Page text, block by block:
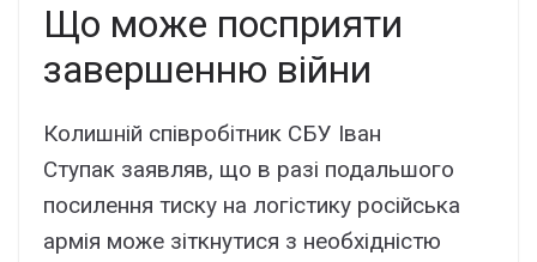
Що може посприяти
завершенню війни
Колишній співробітник СБУ Іван
Ступак заявляв, що в разі подальшого
посилення тиску на логістику російська
армія може зіткнутися з необхідністю